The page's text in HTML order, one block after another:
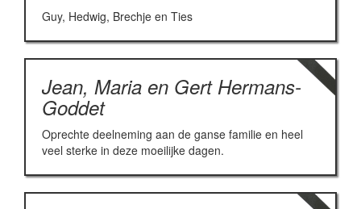
Guy, Hedwig, Brechje en Ties
Jean, Maria en Gert Hermans-
Goddet
Oprechte deelneming aan de ganse familie en heel
veel sterke in deze moeilijke dagen.